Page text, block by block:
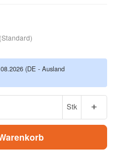
(Standard)
(DE - Ausland
Stk